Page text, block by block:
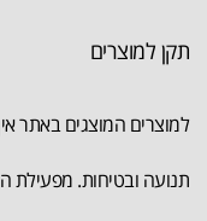
תקן למוצרים
למוצרים המוצגים באתר
תנועה ובטיחות. מפעילת